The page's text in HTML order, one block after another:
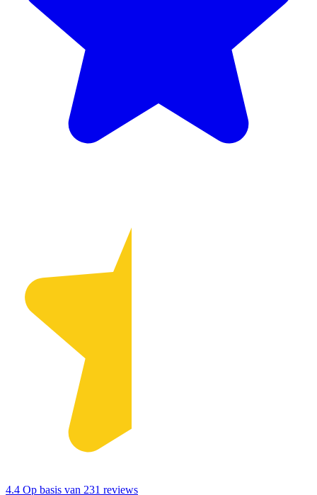
4.4 Op basis van 231 reviews